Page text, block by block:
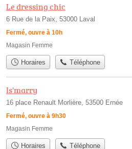
Le dressing chic
6 Rue de la Paix, 53000 Laval
Fermé, ouvre à 10h
Magasin Femme
Horaires Téléphone
Is'marry
16 place Renault Morlière, 53500 Ernée
Fermé, ouvre à 9h30
Magasin Femme
Horaires Téléphone